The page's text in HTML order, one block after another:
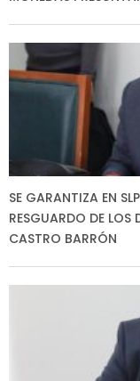
SE GARANTIZA EN
RESGUARDO DE LOS
CASTRO BARRÓN